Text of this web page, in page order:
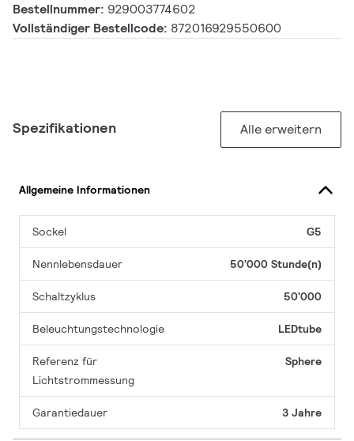
Bestellnummer: 929003774602
Vollständiger Bestellcode: 872016929550600
Spezifikationen Alle erweitern
Allgemeine Informationen
Sockel G5
Nennlebensdauer 50'000 Stunde(n)
Schaltzyklus 50'000
Beleuchtungstechnologie LEDtube
Referenz für
Lichtstrommessung
Sphere
Garantiedauer 3 Jahre